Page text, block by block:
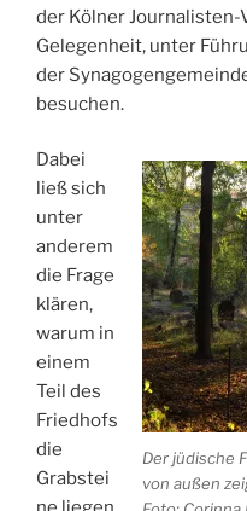
der Kölner Journalisten-
Gelegenheit, unter
der
besuchen.
Der jüdische
von außen
Dabei
ließ sich
unter
anderem
die Frage
klären,
warum in
einem
Teil des
Friedhofs
die
Grabstei